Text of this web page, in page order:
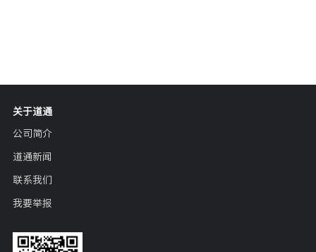
关于道通
公司简介
道通新闻
联系我们
我要举报